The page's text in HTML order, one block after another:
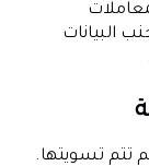
البيانات
تتم تسويتها.